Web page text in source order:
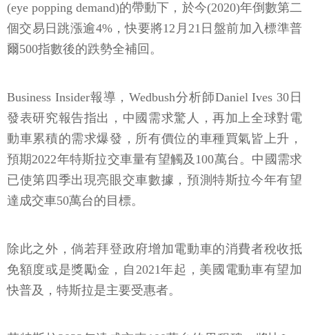
(eye popping demand)的帶動下，於今(2020)年倒數第二
個交易日跳漲逾4%，快要將12月21日盤前加入標準普
爾500指數後的跌勢全補回。
Business Insider報導，Wedbush分析師Daniel Ives 30日
發表研究報告指出，中國需求驚人，再加上全球對電
動車累積的需求爆發，所有價位的車種買氣皆上升，
預期2022年特斯拉交車量有望觸及100萬台。中國需求
已使第四季出現亮眼交車數據，預測特斯拉今年有望
達成交車50萬台的目標。
除此之外，倘若拜登政府增加電動車的消費者稅收抵
免額度或是獎勵金，自2021年起，美國電動車有望加
快普及，特斯拉是主要受惠者。